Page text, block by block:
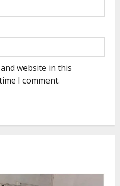
website in this
I comment.